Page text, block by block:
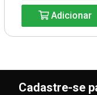
Adicionar
Cadastre-se